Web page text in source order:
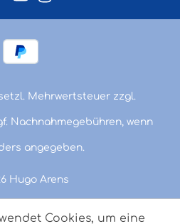
Hugo Arens
Mehrwertsteuer zzgl.
Nachnahmegebühren, wenn
angegeben.
Cookies, um eine